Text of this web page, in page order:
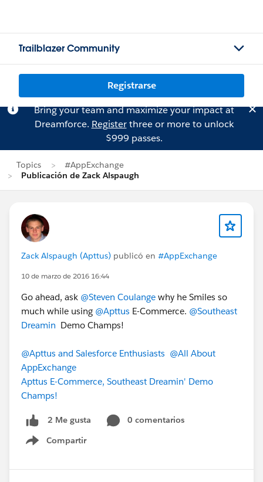
Trailblazer Community
Registrarse
Bring your team and maximize your impact at
Dreamforce. Registerthree or more to unlock
$999 passes.
Topics
#AppExchange
Publicación de Zack Alspaugh
Zack Alspaugh (Apttus) publicó en #AppExchange
10 de marzo de 2016 16:44
Go ahead, ask @Steven Coulange why he Smiles so
much while using @Apttus E-Commerce. @Southeast
Dreamin Demo Champs!
@Apttus and Salesforce Enthusiasts @All About
AppExchange
Apttus E-Commerce, Southeast Dreamin' Demo
Champs!
2 Me gusta
0 comentarios
Compartir
Show menu